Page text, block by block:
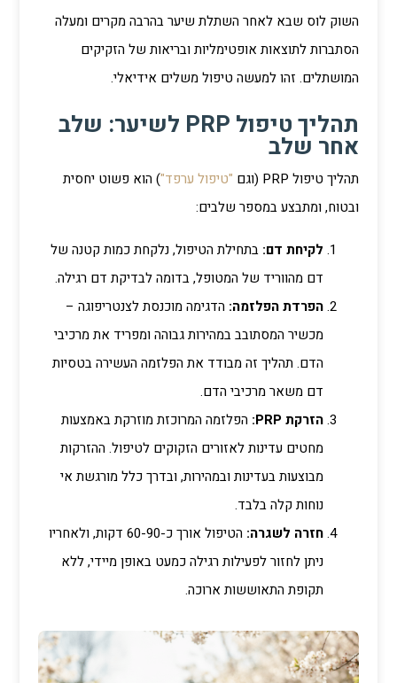
השוק לוס שבא לאחר השתלת שיער בהרבה מקרים ומעלה
הסתברות לתוצאות אופטימליות ובריאות של הזקיקים
המושתלים. זהו למעשה טיפול משלים אידיאלי.
תהליך טיפול PRP לשיער: שלב
אחר שלב
תהליך טיפול PRP (וגם "טיפול ערפד") הוא פשוט יחסית
ובטוח, ומתבצע במספר שלבים:
לקיחת דם: בתחילת הטיפול, נלקחת כמות קטנה של
דם מהווריד של המטופל, בדומה לבדיקת דם רגילה.
הפרדת הפלזמה: הדגימה מוכנסת לצנטריפוגה –
מכשיר המסתובב במהירות גבוהה ומפריד את מרכיבי
הדם. תהליך זה מבודד את הפלזמה העשירה בטסיות
דם משאר מרכיבי הדם.
הזרקת PRP:
הפלזמה המרוכזת מוזרקת באמצעות
מחטים עדינות לאזורים הזקוקים לטיפול. ההזרקות
מבוצעות בעדינות ובמהירות, ובדרך כלל מורגשת אי
נוחות קלה בלבד.
חזרה לשגרה:
הטיפול אורך כ-60-90 דקות, ולאחריו
ניתן לחזור לפעילות רגילה כמעט באופן מיידי, ללא
תקופת התאוששות ארוכה.